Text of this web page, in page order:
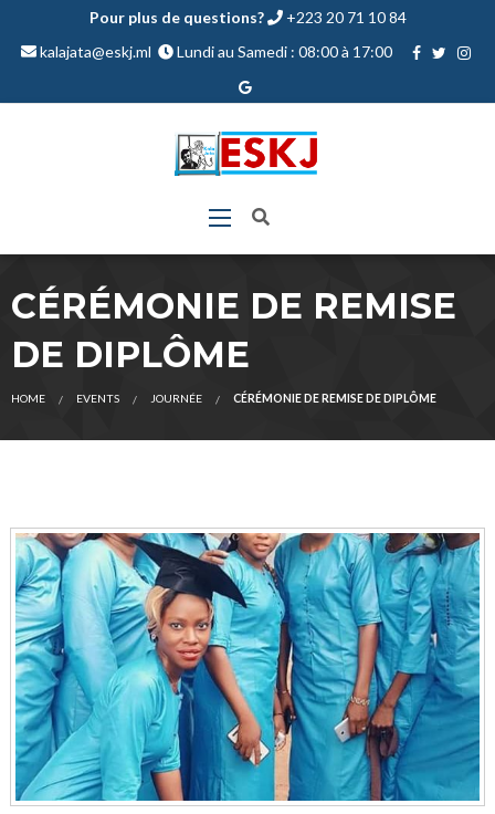
Pour plus de questions?
+223 20 71 10 84
kalajata@eskj.ml
Lundi au Samedi : 08:00 à 17:00
CÉRÉMONIE DE REMISE
DE DIPLÔME
HOME EVENTS JOURNÉE CÉRÉMONIE DE REMISE DE DIPLÔME